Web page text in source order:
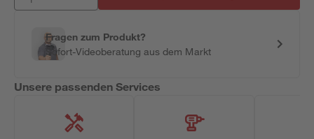
Fragen zum Produkt?
Sofort-Videoberatung aus dem Markt
Unsere passenden Services